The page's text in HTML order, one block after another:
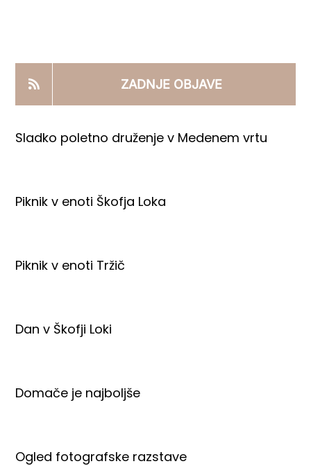
PRODAJNI IZDELKI
AKTUALNO
ZADNJE OBJAVE
Sladko poletno druženje v Medenem vrtu
Piknik v enoti Škofja Loka
Piknik v enoti Tržič
Dan v Škofji Loki
Domače je najboljše
Ogled fotografske razstave